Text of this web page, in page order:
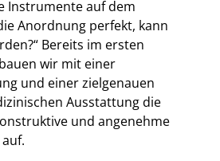
Instrumente auf dem
Anordnung perfekt, kann
Bereits im ersten
wir mit einer
und einer zielgenauen
Ausstattung die
und angenehme